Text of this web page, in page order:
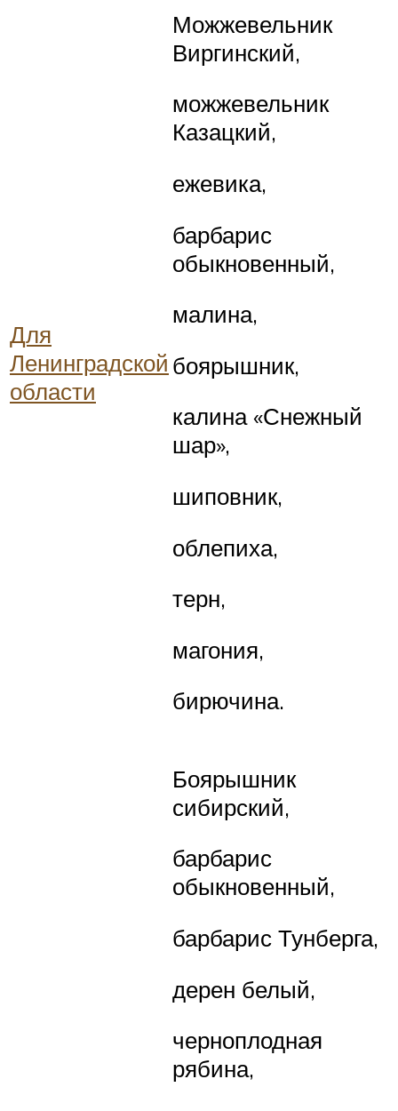
Для
Ленинградской
области
Можжевельник
Виргинский,
можжевельник
Казацкий,
ежевика,
барбарис
обыкновенный,
малина,
боярышник,
калина «Снежный
шар»,
шиповник,
облепиха,
терн,
магония,
бирючина.
Боярышник
сибирский,
барбарис
обыкновенный,
барбарис Тунберга,
дерен белый,
черноплодная
рябина,